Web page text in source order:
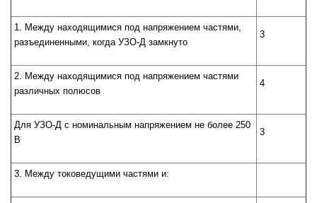
1. Между находящимися под напряжением частями,
разъединенными, когда УЗО-Д замкнуто
3
2. Между находящимися под напряжением частями
различных полюсов
4
Для УЗО-Д с номинальным напряжением не более 250
В
3
3. Между токоведущими частями и: